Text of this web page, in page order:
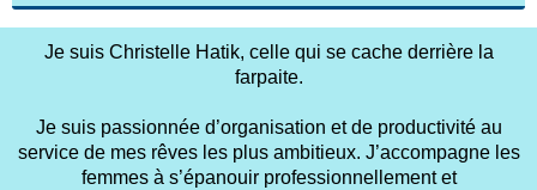
Je suis Christelle Hatik, celle qui se cache derrière la
farpaite.
Je suis passionnée d’organisation et de productivité au
service de mes rêves les plus ambitieux. J’accompagne les
femmes à s’épanouir professionnellement et